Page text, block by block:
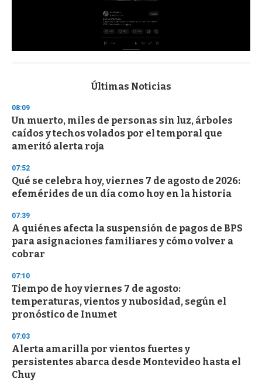
s
d
s
o
f
3
s
e
c
o
d
s
Últimas Noticias
08:09
Un muerto, miles de personas sin luz, árboles
caídos y techos volados por el temporal que
ameritó alerta roja
07:52
Qué se celebra hoy, viernes 7 de agosto de 2026:
efemérides de un día como hoy en la historia
07:39
A quiénes afecta la suspensión de pagos de BPS
para asignaciones familiares y cómo volver a
cobrar
07:10
Tiempo de hoy viernes 7 de agosto:
temperaturas, vientos y nubosidad, según el
pronóstico de Inumet
07:03
Alerta amarilla por vientos fuertes y
persistentes abarca desde Montevideo hasta el
Chuy